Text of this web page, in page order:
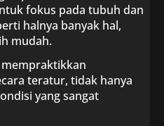
fokus pada tubuh dan
halnya banyak hal,
mudah.
teratur, tidak hanya
yang sangat